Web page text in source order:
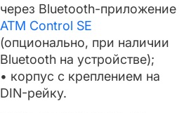
через Bluetooth-приложение
ATM Control SE
(опционально, при наличии
Bluetooth на устройстве);
• корпус с креплением на
DIN-рейку.